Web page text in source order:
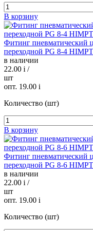
В корзину
Фитинг пневматический
переходной PG 8-4 HIMPT
в наличии
22.00 i /
шт
опт. 19.00 i
Количество (шт)
В корзину
Фитинг пневматический
переходной PG 8-6 HIMPT
в наличии
22.00 i /
шт
опт. 19.00 i
Количество (шт)